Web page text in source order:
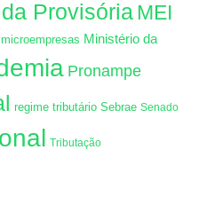
ProvisóriaMEI
microempresas Ministério da
Pronampe
regime tributário Sebrae Senado
Tributação